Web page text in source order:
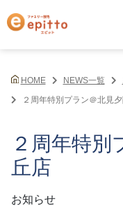
HOME NEWS一覧
２周年特別プラン＠北見
２周年特別
丘店
お知らせ